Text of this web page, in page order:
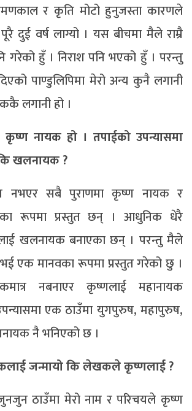
र कृति मोटो हुनुजस्ता कारणले
दुई वर्ष लाग्यो । यस बीचमा मैले राम्रै
हुँ । निराश पनि भएको हुँ । परन्तु
पाण्डुलिपिमा मेरो अन्य कुनै लगानी
लगानी हो ।
कृष्ण नायक हो । तपाईको उपन्यासमा
खलनायक ?
नभएर सबै पुराणमा कृष्ण नायक र
रूपमा प्रस्तुत छन् । आधुनिक धेरै
खलनायक बनाएका छन् । परन्तु मैले
एक मानवका रूपमा प्रस्तुत गरेको छु ।
नबनाएर कृष्णलाई महानायक
एक ठाउँमा युगपुरुष, महापुरुष,
नै भनिएको छ ।
जन्मायो कि लेखकले कृष्णलाई ?
ठाउँमा मेरो नाम र परिचयले कृष्ण